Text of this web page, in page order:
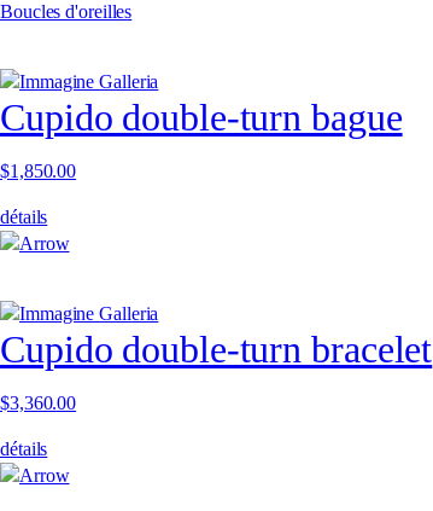
Boucles d'oreilles
Cupido double-turn bague
$1,850.00
détails
Cupido double-turn bracelet
$3,360.00
détails